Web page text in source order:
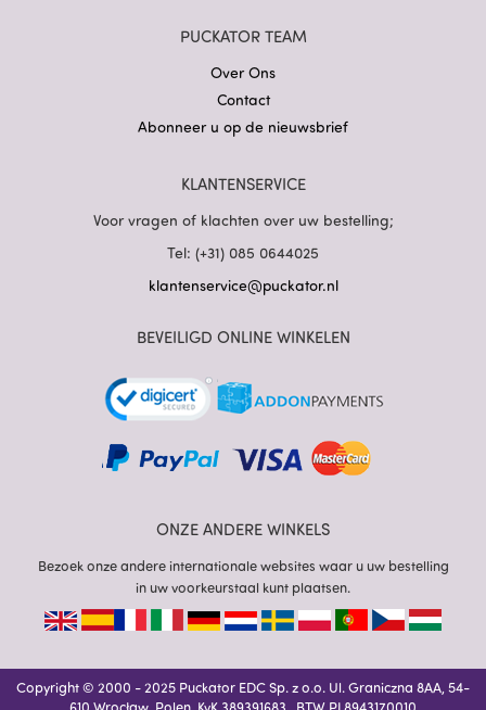
PUCKATOR TEAM
Over Ons
Contact
Abonneer u op de nieuwsbrief
KLANTENSERVICE
Voor vragen of klachten over uw bestelling;
Tel: (+31) 085 0644025
klantenservice@puckator.nl
BEVEILIGD ONLINE WINKELEN
ONZE ANDERE WINKELS
Bezoek onze andere internationale websites waar u uw bestelling
in uw voorkeurstaal kunt plaatsen.
Copyright © 2000 - 2025 Puckator EDC Sp. z o.o. Ul. Graniczna 8AA, 54-
610 Wrocław, Polen. KvK 389391683 , BTW PL8943170010